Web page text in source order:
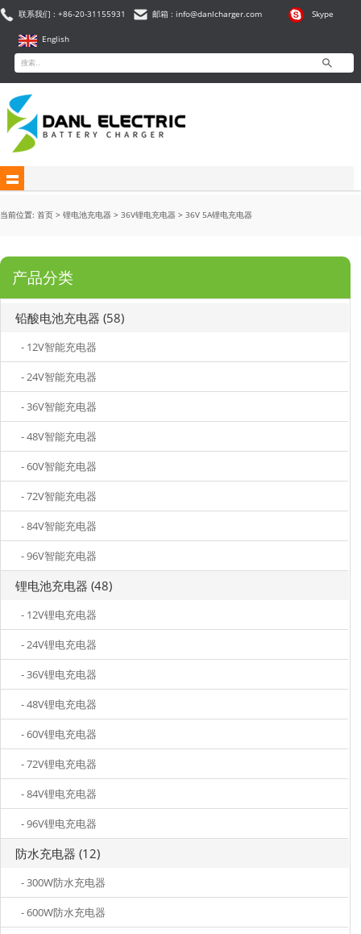
联系我们 : +86-20-31155931 邮箱 : info@danlcharger.com Skype
English
当前位置: 首页 > 锂电池充电器 > 36V锂电充电器 > 36V 5A锂电充电器
产品分类
铅酸电池充电器 (58)
- 12V智能充电器
- 24V智能充电器
- 36V智能充电器
- 48V智能充电器
- 60V智能充电器
- 72V智能充电器
- 84V智能充电器
- 96V智能充电器
锂电池充电器 (48)
- 12V锂电充电器
- 24V锂电充电器
- 36V锂电充电器
- 48V锂电充电器
- 60V锂电充电器
- 72V锂电充电器
- 84V锂电充电器
- 96V锂电充电器
防水充电器 (12)
- 300W防水充电器
- 600W防水充电器